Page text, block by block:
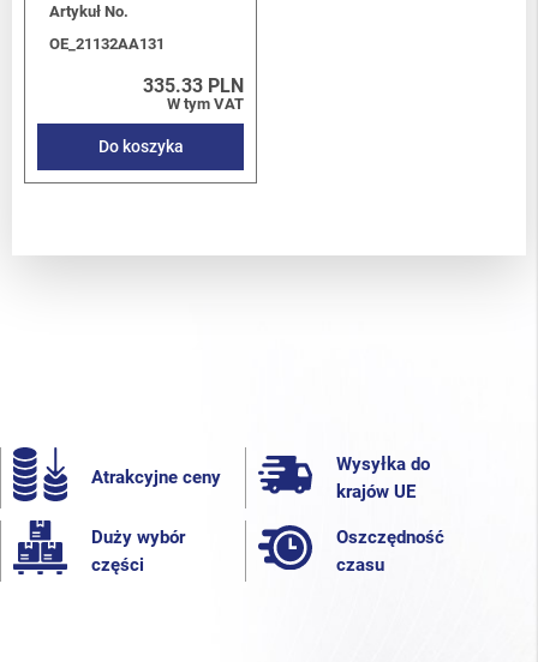
Artykuł No.
OE_21132AA131
335.33 PLN
W tym VAT
Do koszyka
Atrakcyjne ceny
Wysyłka do
krajów UE
Duży wybór
części
Oszczędność
czasu